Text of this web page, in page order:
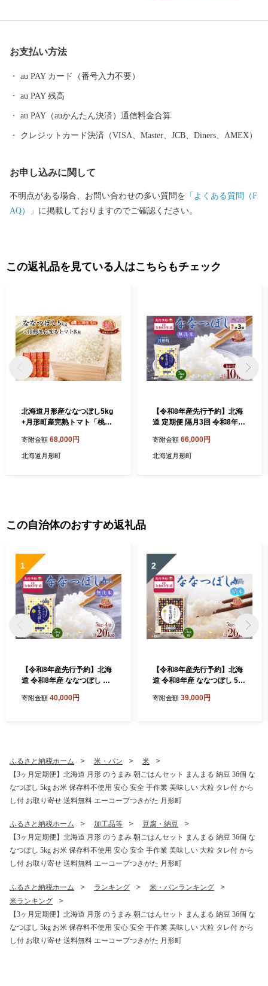
お支払い方法
au PAY カード（番号入力不要）
au PAY 残高
au PAY（auかんたん決済）通信料金合算
クレジットカード決済（VISA、Master、JCB、Diners、AMEX）
お申し込みに関して
不明点がある場合、お問い合わせの多い質問を 「よくある質問（F
AQ）」 に掲載しておりますのでご確認ください。
この返礼品を見ている人はこちらもチェック
北海道月形産ななつぼし5kg
+月形町産完熟トマト「桃太
ト』8本 4ヵ月連続 定期便 お
米 果汁飲料 野菜飲料 トマト
寄附金額 68,000円
北海道月形町
【令和8年産先行予約】北海
道 定期便 隔月3回 令和8年産
特A 米 白米 ご飯 お米 ごはん
国産 ブランド米 時短 便利 常
寄附金額 66,000円
北海道月形町
この自治体のおすすめ返礼品
1
【令和8年産先行予約】北海
道 令和8年産 ななつぼし 無
白米 ご飯 お米 ごはん 国産
寄附金額 40,000円
2
【令和8年産先行予約】北海
道 令和8年産 ななつぼし 5kg
米 ご飯 お米 ごはん 国産 ブ
寄附金額 39,000円
ふるさと納税ホーム 米・パン
米
【3ヶ月定期便】北海道 月形 のうまみ 朝ごはんセット まんまる 納豆 36個 な
なつぼし 5kg お米 保存料不使用 安心 安全 手作業 美味しい 大粒 タレ付 から
し付 お取り寄せ 送料無料 エーコープつきがた 月形町
ふるさと納税ホーム 加工品等
豆腐・納豆
【3ヶ月定期便】北海道 月形 のうまみ 朝ごはんセット まんまる 納豆 36個 な
なつぼし 5kg お米 保存料不使用 安心 安全 手作業 美味しい 大粒 タレ付 から
し付 お取り寄せ 送料無料 エーコープつきがた 月形町
ふるさと納税ホーム ランキング
米・パンランキング
米ランキング
【3ヶ月定期便】北海道 月形 のうまみ 朝ごはんセット まんまる 納豆 36個 な
なつぼし 5kg お米 保存料不使用 安心 安全 手作業 美味しい 大粒 タレ付 から
し付 お取り寄せ 送料無料 エーコープつきがた 月形町